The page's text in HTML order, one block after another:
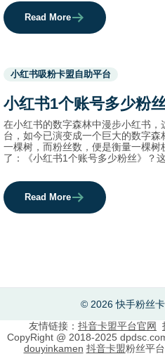
Read More
Used
before
names.
小红书吸粉卡盟自助平台
小红书1个账号多少粉
在小红书的数字森林中漫步小红书
台，如今已演变成一个巨大的数字
一棵树，而粉丝数，便是衡量一棵
了：《小红书1个账号多少粉丝》？
Read More
© 2026 快手粉丝
友情链接： 抖音卡盟平台官网
CopyRight @ 2018-2025
douyinkamen 抖音卡盟粉丝平台